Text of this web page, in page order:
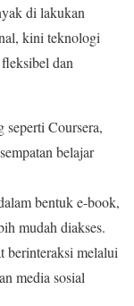
di lakukan
kini teknologi
dan
seperti Coursera,
belajar
bentuk e-book,
mudah diakses.
berinteraksi melalui
media sosial